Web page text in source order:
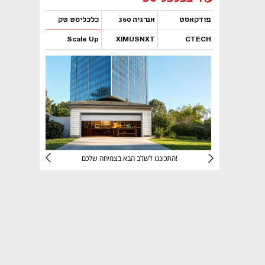
פודקאסט אנרגיה 360 כלכליסט טק
CTECH
XIMUSNXT
Scale Up
נפתח בכרטיסייה חדשה
התכוננו לשלב הבא בצמיחה שלכם!
נפתח בכרטיסייה חדשה